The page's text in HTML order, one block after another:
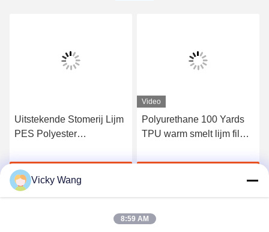
Uitstekende Stomerij Lijm
PES Polyester
Krijg Beste Prijs
Video
Polyurethane 100 Yards
TPU warm smelt lijm film
Vicky Wang
8:59 AM